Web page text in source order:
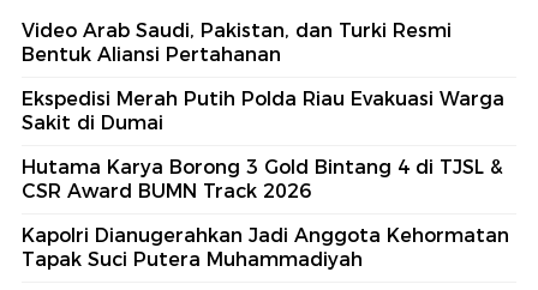
Video Arab Saudi, Pakistan, dan Turki Resmi
Bentuk Aliansi Pertahanan
Ekspedisi Merah Putih Polda Riau Evakuasi Warga
Sakit di Dumai
Hutama Karya Borong 3 Gold Bintang 4 di TJSL &
CSR Award BUMN Track 2026
Kapolri Dianugerahkan Jadi Anggota Kehormatan
Tapak Suci Putera Muhammadiyah